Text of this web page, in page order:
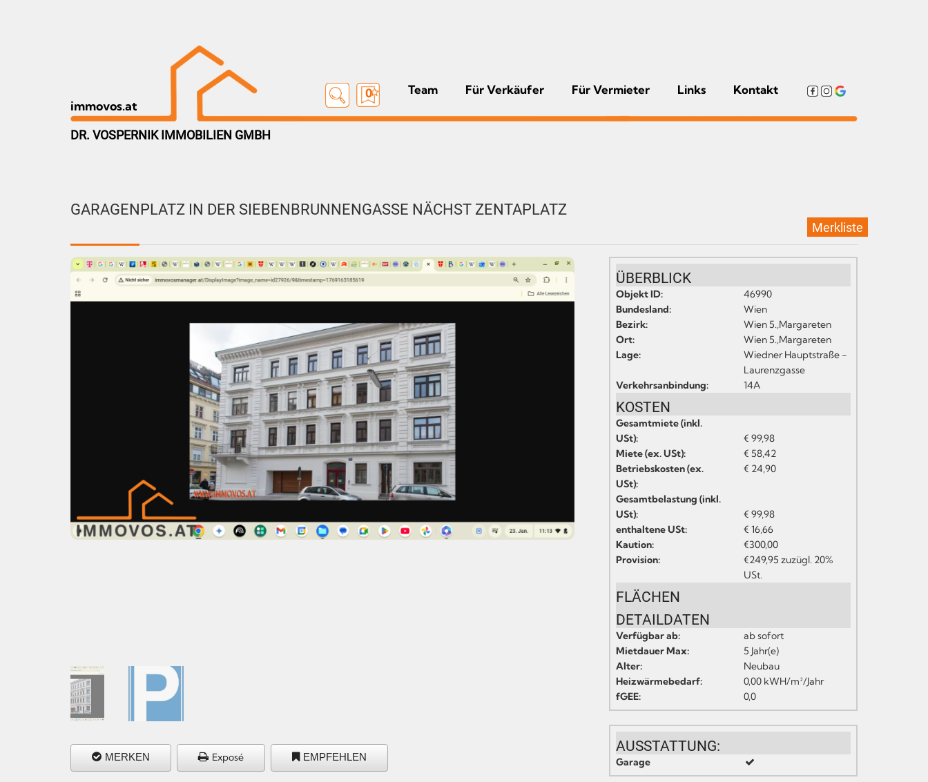
immovos.at
0 Team Für Verkäufer Für Vermieter Links Kontakt
DR. VOSPERNIK IMMOBILIEN GMBH
GARAGENPLATZ IN DER SIEBENBRUNNENGASSE NÄCHST ZENTAPLATZ
Merkliste
MERKEN Exposé EMPFEHLEN
ÜBERBLICK
Objekt ID:
46990
Bundesland:
Wien
Bezirk:
Wien 5.,Margareten
Ort:
Wien 5.,Margareten
Lage:
Wiedner Hauptstraße -
Laurenzgasse
Verkehrsanbindung:
14A
KOSTEN
Gesamtmiete (inkl.
USt):
€ 99,98
Miete (ex. USt):
€ 58,42
Betriebskosten (ex.
USt):
€ 24,90
Gesamtbelastung (inkl.
USt):
€ 99,98
enthaltene USt:
€ 16,66
Kaution:
€300,00
Provision:
€249,95 zuzügl. 20%
USt.
FLÄCHEN
DETAILDATEN
Verfügbar ab:
ab sofort
Mietdauer Max:
5 Jahr(e)
Alter:
Neubau
Heizwärmebedarf:
0,00 kWH/m²/Jahr
fGEE:
0,0
AUSSTATTUNG:
Garage